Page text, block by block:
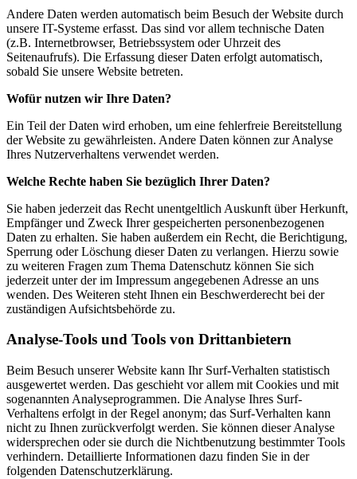
Andere Daten werden automatisch beim Besuch der Website durch
unsere IT-Systeme erfasst. Das sind vor allem technische Daten
(z.B. Internetbrowser, Betriebssystem oder Uhrzeit des
Seitenaufrufs). Die Erfassung dieser Daten erfolgt automatisch,
sobald Sie unsere Website betreten.
Wofür nutzen wir Ihre Daten?
Ein Teil der Daten wird erhoben, um eine fehlerfreie Bereitstellung
der Website zu gewährleisten. Andere Daten können zur Analyse
Ihres Nutzerverhaltens verwendet werden.
Welche Rechte haben Sie bezüglich Ihrer Daten?
Sie haben jederzeit das Recht unentgeltlich Auskunft über Herkunft,
Empfänger und Zweck Ihrer gespeicherten personenbezogenen
Daten zu erhalten. Sie haben außerdem ein Recht, die Berichtigung,
Sperrung oder Löschung dieser Daten zu verlangen. Hierzu sowie
zu weiteren Fragen zum Thema Datenschutz können Sie sich
jederzeit unter der im Impressum angegebenen Adresse an uns
wenden. Des Weiteren steht Ihnen ein Beschwerderecht bei der
zuständigen Aufsichtsbehörde zu.
Analyse-Tools und Tools von Drittanbietern
Beim Besuch unserer Website kann Ihr Surf-Verhalten statistisch
ausgewertet werden. Das geschieht vor allem mit Cookies und mit
sogenannten Analyseprogrammen. Die Analyse Ihres Surf-
Verhaltens erfolgt in der Regel anonym; das Surf-Verhalten kann
nicht zu Ihnen zurückverfolgt werden. Sie können dieser Analyse
widersprechen oder sie durch die Nichtbenutzung bestimmter Tools
verhindern. Detaillierte Informationen dazu finden Sie in der
folgenden Datenschutzerklärung.